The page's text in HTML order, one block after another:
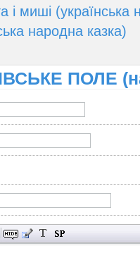
і миші (українська
народна казка)
ПОЛЕ